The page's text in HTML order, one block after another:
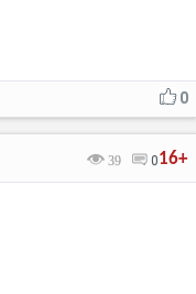
0
16+
39 0